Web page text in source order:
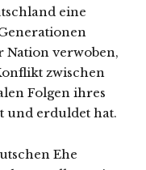
eine
Nation verwoben,
zwischen
Folgen ihres
und erduldet hat.
Ehe